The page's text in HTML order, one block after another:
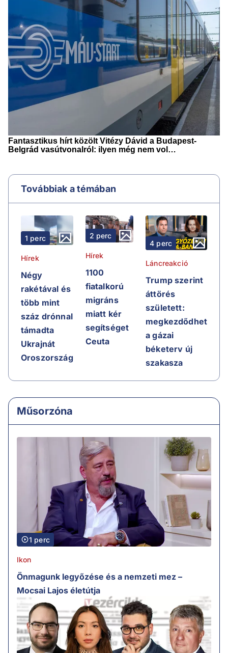
Továbbiak a témában
1 perc
Hírek
Négy
rakétával és
több mint
száz drónnal
támadta
Ukrajnát
Oroszország
2 perc
Hírek
1100
fiatalkorú
migráns
miatt kér
segítséget
Ceuta
4 perc
Láncreakció
Trump szerint
áttörés
született:
megkezdődhet
a gázai
béketerv új
szakasza
Műsorzóna
1 perc
Ikon
Önmagunk legyőzése és a nemzeti mez –
Mocsai Lajos életútja